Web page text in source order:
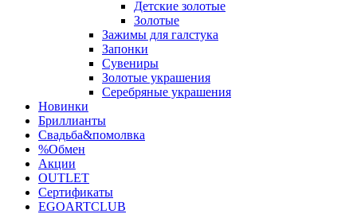
Детские золотые
Золотые
Зажимы для галстука
Запонки
Сувениры
Золотые украшения
Серебряные украшения
Новинки
Бриллианты
Свадьба&помолвка
%Обмен
Акции
OUTLET
Сертификаты
EGOARTCLUB